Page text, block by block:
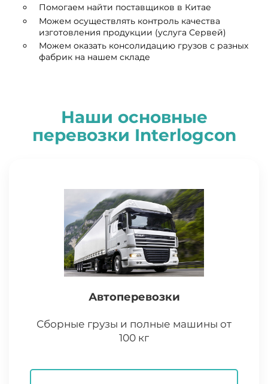
Помогаем найти поставщиков в Китае
Можем осуществлять контроль качества
изготовления продукции (услуга Сервей)
Можем оказать консолидацию грузов с разных
фабрик на нашем складе
Наши основные
перевозки Interlogcon
Автоперевозки
Сборные грузы и полные машины от
100 кг